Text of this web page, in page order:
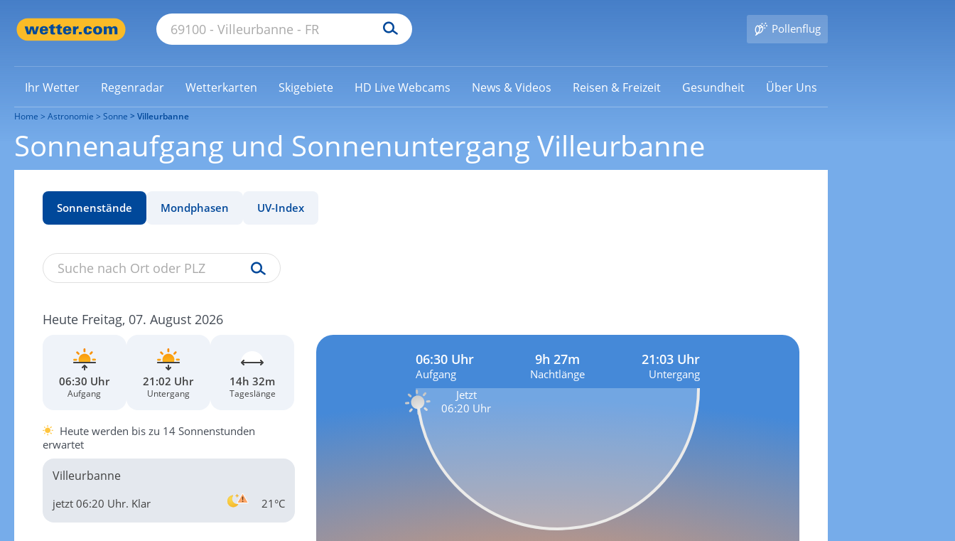
Pollenflug
Ihr Wetter Regenradar Wetterkarten Skigebiete HD Live Webcams News & Videos Reisen & Freizeit Gesundheit Über Uns
Home Astronomie Sonne Villeurbanne
Sonnenaufgang und Sonnenuntergang Villeurbanne
Sonnenstände Mondphasen UV-Index
Heute Freitag, 07. August 2026
06:30 Uhr
Aufgang
21:02 Uhr
Untergang
14h 32m
Tageslänge
Heute werden bis zu 14 Sonnenstunden
erwartet
Villeurbanne
21°C
jetzt 06:20 Uhr. Klar
Jetzt
06:20 Uhr
06:30 Uhr
Aufgang
9h 27m
Nachtlänge
21:03 Uhr
Untergang